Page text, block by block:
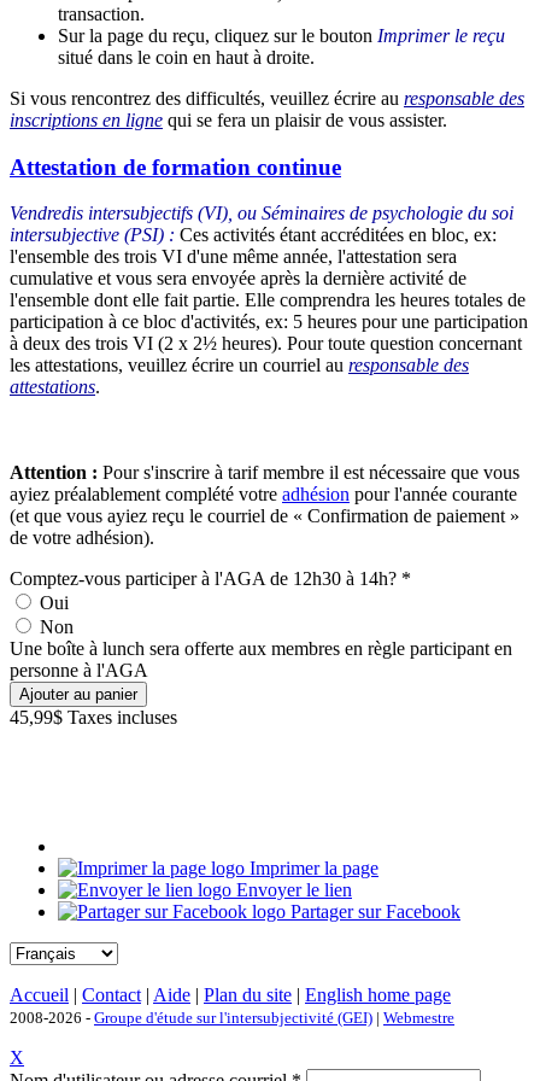
transaction.
Sur la page du reçu, cliquez sur le bouton Imprimer le reçu
situé dans le coin en haut à droite.
Si vous rencontrez des difficultés, veuillez écrire au responsable des
inscriptions en ligne qui se fera un plaisir de vous assister.
Attestation de formation continue
Vendredis intersubjectifs (VI), ou Séminaires de psychologie du soi
intersubjective (PSI) : Ces activités étant accréditées en bloc, ex:
l'ensemble des trois VI d'une même année, l'attestation sera
cumulative et vous sera envoyée après la dernière activité de
l'ensemble dont elle fait partie. Elle comprendra les heures totales de
participation à ce bloc d'activités, ex: 5 heures pour une participation
à deux des trois VI (2 x 2½ heures). Pour toute question concernant
les attestations, veuillez écrire un courriel au responsable des
attestations.
Attention : Pour s'inscrire à tarif membre il est nécessaire que vous
ayiez préalablement complété votre adhésion pour l'année courante
(et que vous ayiez reçu le courriel de « Confirmation de paiement »
de votre adhésion).
Comptez-vous participer à l'AGA de 12h30 à 14h? *
Oui
Non
Une boîte à lunch sera offerte aux membres en règle participant en
personne à l'AGA
45,99$ Taxes incluses
Imprimer la page
Envoyer le lien
Partager sur Facebook
Accueil | Contact | Aide | Plan du site | English home page
2008-2026 - Groupe d'étude sur l'intersubjectivité (GEI) | Webmestre
X